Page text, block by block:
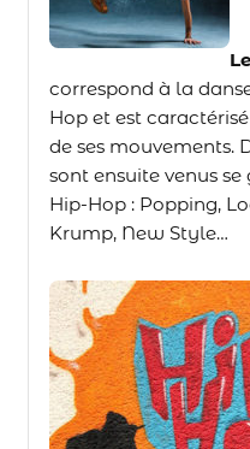
correspond à la
Hop et est
de ses mouvements.
sont ensuite venus
Hip-Hop : Popping,
Krump, New Style…